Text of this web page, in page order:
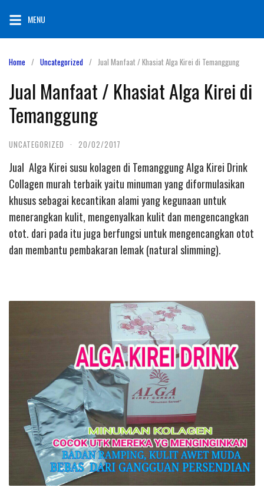
content
MENU
Home Uncategorized Jual Manfaat / Khasiat Alga Kirei di Temanggung
Jual Manfaat / Khasiat Alga Kirei di
Temanggung
UNCATEGORIZED · 20/02/2017
Jual Alga Kirei susu kolagen di Temanggung Alga Kirei Drink
Collagen murah terbaik yaitu minuman yang diformulasikan
khusus sebagai kecantikan alami yang kegunaan untuk
menerangkan kulit, mengenyalkan kulit dan mengencangkan
otot. dari pada itu juga berfungsi untuk mengencangkan otot
dan membantu pembakaran lemak (natural slimming).